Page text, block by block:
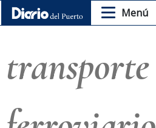
Menú
transporte